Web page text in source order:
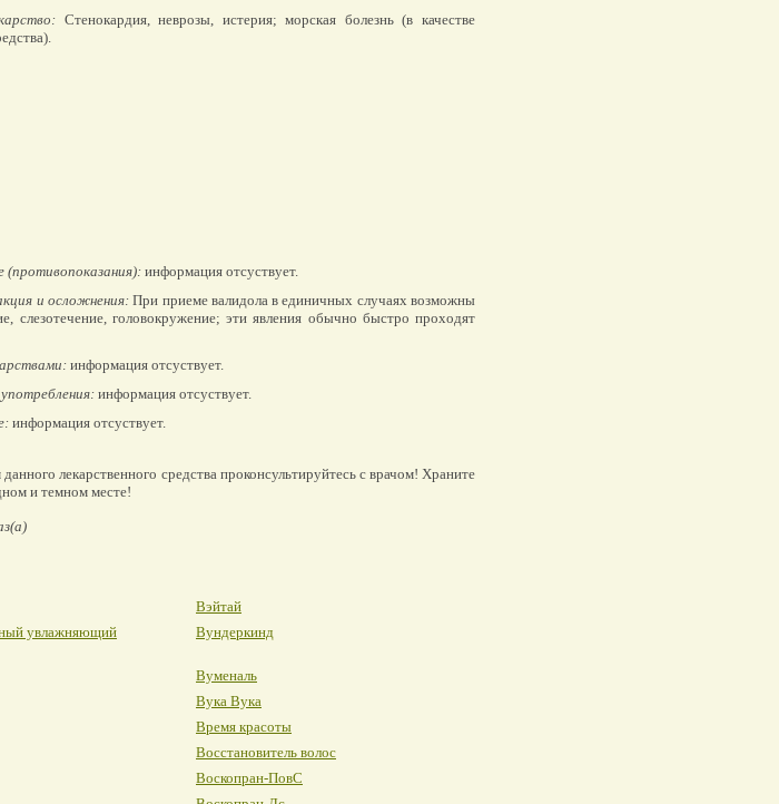
Стенокардия, неврозы, истерия; морская болезнь (в качестве
информация отсуствует.
и осложнения:При приеме валидола в единичных случаях возможны
слезотечение, головокружение; эти явления обычно быстро проходят
информация отсуствует.
информация отсуствует.
информация отсуствует.
лекарственного средства проконсультируйтесь с врачом! Храните
и темном месте!
Вэйтай
увлажняющий
Вундеркинд
Вуменаль
Вука Вука
Время красоты
Восстановитель волос
Воскопран-ПовС